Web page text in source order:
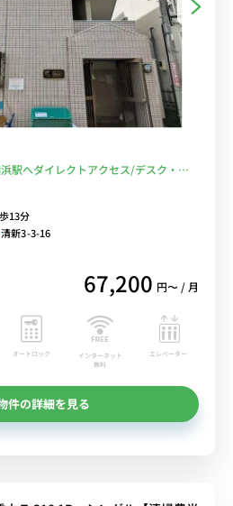
駅へダイレクトアクセス/デスク・チ
13分
清新3-3-16
67,200 円〜 / 月
オートロック
インターネット
無料
エレベーター
件の詳細を見る